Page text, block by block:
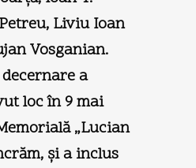
Liviu Ioan
Vosganian.
a
loc în 9 mai
„Lucian
şi a inclus